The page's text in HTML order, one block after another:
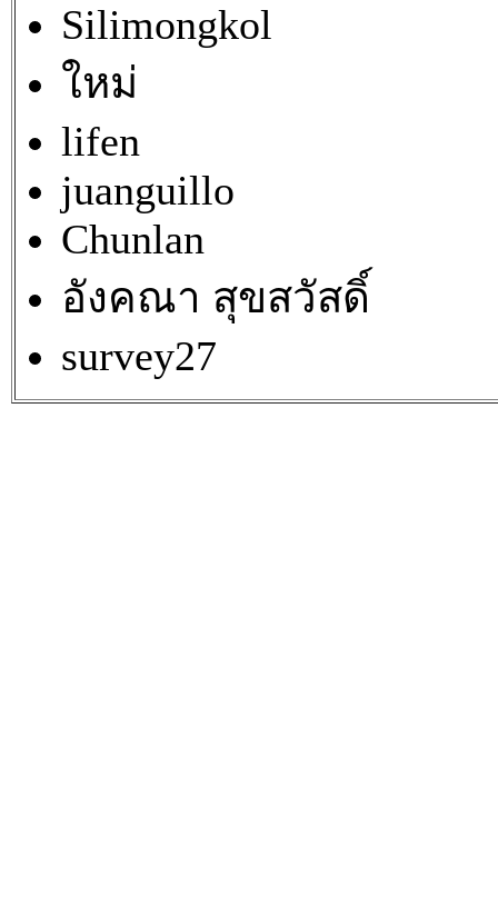
Silimongkol
ใหม่
lifen
juanguillo
Chunlan
อังคณา สุขสวัสดิ์
survey27